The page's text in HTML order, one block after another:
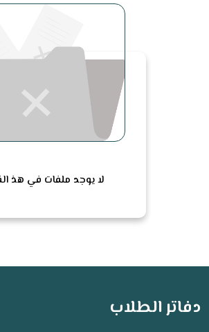
لا يوجد ملفات في هذ
دفاتر الطلاب